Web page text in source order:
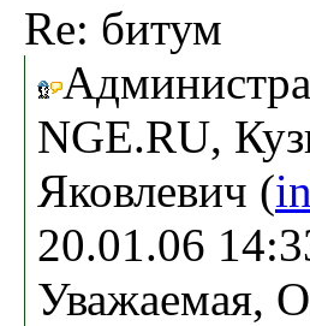
Re: битум
NGE.RU,
Яковлевич (
20.01.06
Уважаемая,